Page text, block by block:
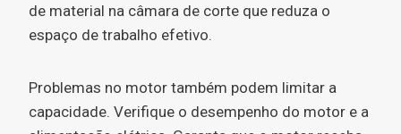
de material na câmara de corte que reduza o
espaço de trabalho efetivo.
Problemas no motor também podem limitar a
capacidade. Verifique o desempenho do motor e a